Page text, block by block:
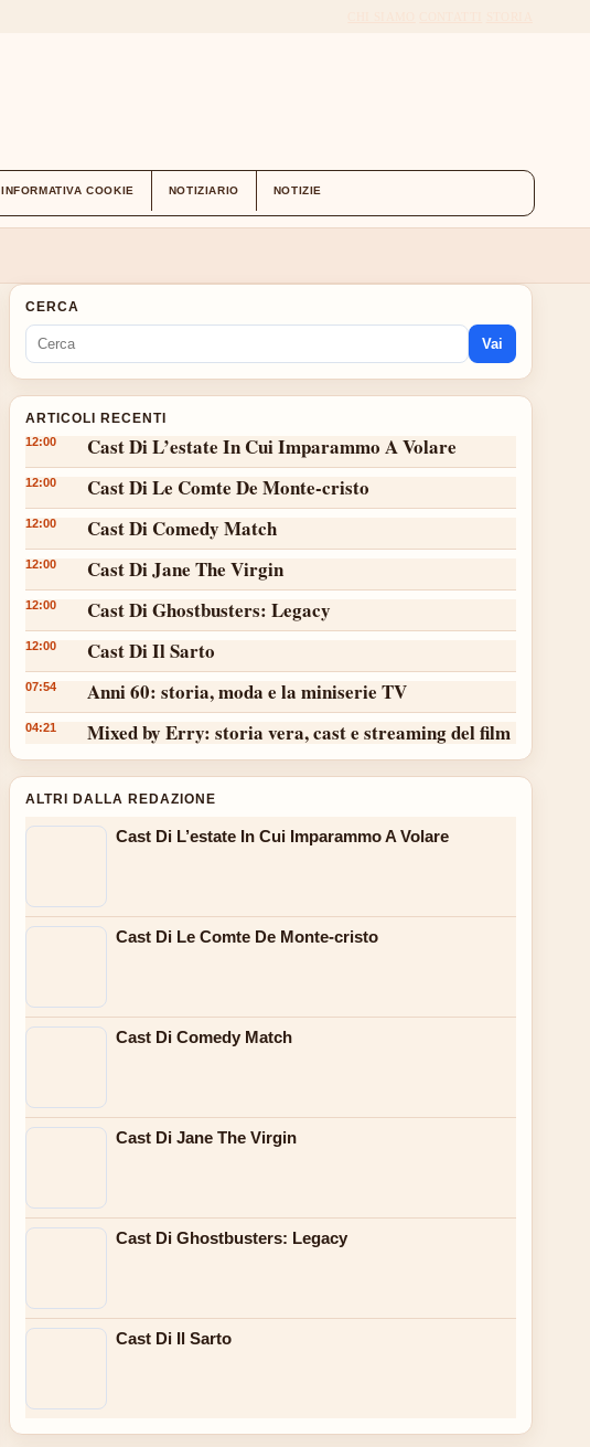
INFORMATIVA COOKIE NOTIZIARIO NOTIZIE
CERCA
Vai
ARTICOLI RECENTI
12:00 Cast Di L’estate In Cui Imparammo A Volare
12:00 Cast Di Le Comte De Monte-cristo
12:00 Cast Di Comedy Match
12:00 Cast Di Jane The Virgin
12:00 Cast Di Ghostbusters: Legacy
12:00 Cast Di Il Sarto
07:54 Anni 60: storia, moda e la miniserie TV
04:21 Mixed by Erry: storia vera, cast e streaming del film
ALTRI DALLA REDAZIONE
Cast Di L’estate In Cui Imparammo A Volare
Cast Di Le Comte De Monte-cristo
Cast Di Comedy Match
Cast Di Jane The Virgin
Cast Di Ghostbusters: Legacy
Cast Di Il Sarto